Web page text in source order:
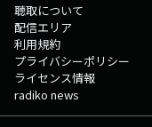
聴取について
配信エリア
利用規約
プライバシーポリシー
ライセンス情報
radiko news